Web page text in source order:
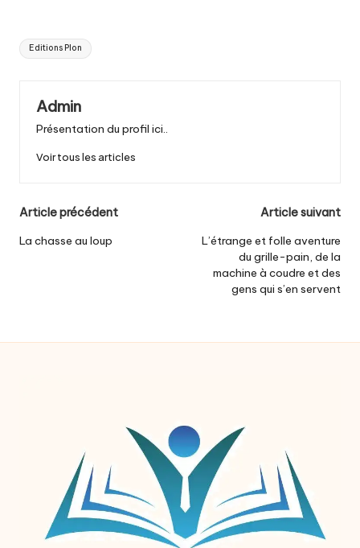
Tags:
Editions Plon
Admin
Présentation du profil ici..
Voir tous les articles
Post
navigation
Article précédent
La chasse au loup
Article suivant
L’étrange et folle aventure
du grille-pain, de la
machine à coudre et des
gens qui s’en servent